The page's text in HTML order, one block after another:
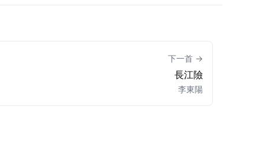
下一首 →
長江險
李東陽